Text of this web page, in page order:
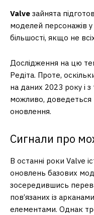
Valve зайнята
моделей персонажів
більшості, якщо не
Дослідження на цю
Редіта. Проте,
на даних 2023 року і
можливо, доведеться
оновлення.
Сигнали про
В останні роки Valve
оновлень базових
зосередившись
пов’язаних із
елементами. Однак